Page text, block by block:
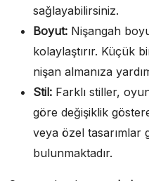
sağlayabilirsiniz.
Boyut: Nişangah
kolaylaştırır. Küçük
nişan almanıza
Stil: Farklı stiller,
göre değişiklik
veya özel tasarımlar
bulunmaktadır.